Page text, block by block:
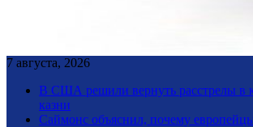
7 августа, 2026
В США решили вернуть расстрелы в
казни
Саймонс объяснил, почему